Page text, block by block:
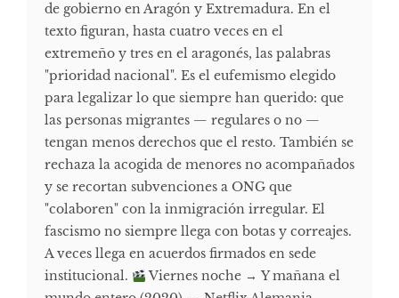
de gobierno en Aragón y Extremadura. En el
texto figuran, hasta cuatro veces en el
extremeño y tres en el aragonés, las palabras
"prioridad nacional". Es el eufemismo elegido
para legalizar lo que siempre han querido: que
las personas migrantes — regulares o no —
tengan menos derechos que el resto. También se
rechaza la acogida de menores no acompañados
y se recortan subvenciones a ONG que
"colaboren" con la inmigración irregular. El
fascismo no siempre llega con botas y correajes.
A veces llega en acuerdos firmados en sede
institucional.
Viernes noche → Y mañana el